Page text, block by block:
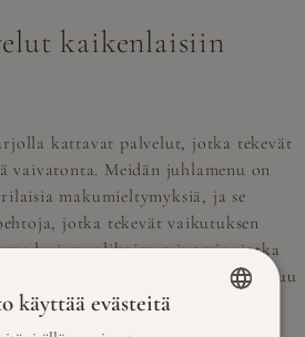
kaikenlaisiin
kattavat palvelut, jotka tekevät
vaivatonta. Meidän juhlamenu on
makumieltymyksiä, ja se
jotka tekevät vaikutuksen
laajan valikoiman juomia, jotka
Palveluihimme kuuluu
erilaisia aktiviteetteja, kuten
tai rentoutumista
käyttää evästeitä